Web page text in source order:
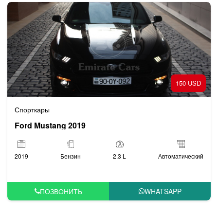
150 USD
Спорткары
Ford Mustang 2019
2019 Бензин 2.3 L Автоматический
ПОЗВОНИТЬ WHATSAPP